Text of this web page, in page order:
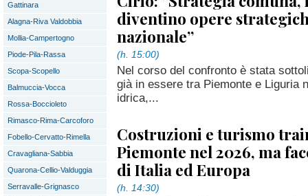
Gattinara
Alagna-Riva Valdobbia
Mollia-Campertogno
Piode-Pila-Rassa
Scopa-Scopello
Balmuccia-Vocca
Rossa-Boccioleto
Rimasco-Rima-Carcoforo
Fobello-Cervatto-Rimella
Cravagliana-Sabbia
Quarona-Cellio-Valduggia
Serravalle-Grignasco
diventino opere
nazionale”
(h. 15:00)
Nel corso del confronto è stata
già in essere tra Piemonte e Liguria
idrica,...
Costruzioni e turismo
Piemonte nel 2026, ma
di Italia ed Europa
(h. 14:30)